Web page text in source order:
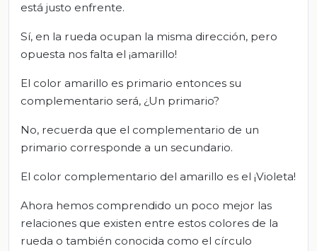
está justo enfrente.
Sí, en la rueda ocupan la misma dirección, pero
opuesta nos falta el ¡amarillo!
El color amarillo es primario entonces su
complementario será, ¿Un primario?
No, recuerda que el complementario de un
primario corresponde a un secundario.
El color complementario del amarillo es el ¡Violeta!
Ahora hemos comprendido un poco mejor las
relaciones que existen entre estos colores de la
rueda o también conocida como el círculo